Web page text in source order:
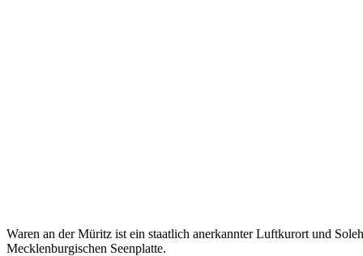
Waren an der Müritz ist ein staatlich anerkannter Luftkurort und
Mecklenburgischen Seenplatte.